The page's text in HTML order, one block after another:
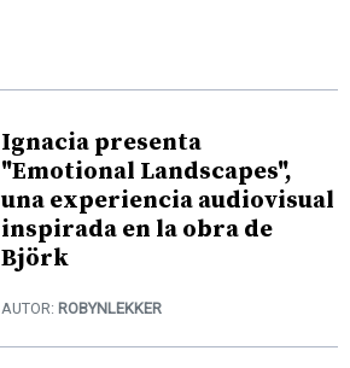
Ignacia presenta
"Emotional Landscapes",
una experiencia audiovisual
inspirada en la obra de
Björk
AUTOR: ROBYNLEKKER